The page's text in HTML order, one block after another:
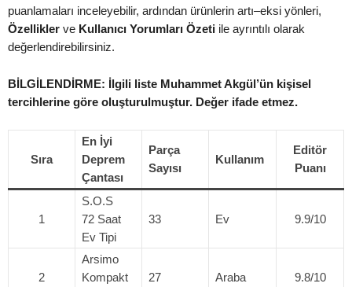
puanlamaları inceleyebilir, ardından ürünlerin artı–eksi yönleri,
Özellikler ve Kullanıcı Yorumları Özeti ile ayrıntılı olarak
değerlendirebilirsiniz.
BİLGİLENDİRME: İlgili liste Muhammet Akgül’ün kişisel
tercihlerine göre oluşturulmuştur. Değer ifade etmez.
Sıra
En İyi
Deprem
Çantası
Parça
Sayısı
Kullanım
Editör
Puanı
1
S.O.S
72 Saat
Ev Tipi
33 Ev 9.9/10
2
Arsimo
Kompakt
27 Araba 9.8/10